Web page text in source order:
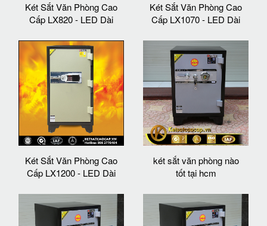
Két Sắt Văn Phòng Cao
Cấp LX820 - LED Dài
Két Sắt Văn Phòng Cao
Cấp LX1070 - LED Dài
Két Sắt Văn Phòng Cao
Cấp LX1200 - LED Dài
két sắt văn phòng nào
tốt tại hcm